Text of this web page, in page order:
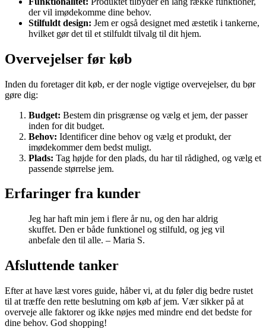
der vil imødekomme dine behov.
Stilfuldt design: Jem er også designet med æstetik i tankerne,
hvilket gør det til et stilfuldt tilvalg til dit hjem.
Overvejelser før køb
Inden du foretager dit køb, er der nogle vigtige overvejelser, du bør
gøre dig:
Budget: Bestem din prisgrænse og vælg et jem, der passer
inden for dit budget.
Behov: Identificer dine behov og vælg et produkt, der
imødekommer dem bedst muligt.
Plads: Tag højde for den plads, du har til rådighed, og vælg et
passende størrelse jem.
Erfaringer fra kunder
Jeg har haft min jem i flere år nu, og den har aldrig
skuffet. Den er både funktionel og stilfuld, og jeg vil
anbefale den til alle. – Maria S.
Afsluttende tanker
Efter at have læst vores guide, håber vi, at du føler dig bedre rustet
til at træffe den rette beslutning om køb af jem. Vær sikker på at
overveje alle faktorer og ikke nøjes med mindre end det bedste for
dine behov. God shopping!